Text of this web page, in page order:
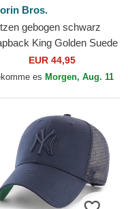
Bros.
gebogen schwarz
King Golden Suede
Farm Goorin Bros.
EUR 44,95
es Morgen, Aug. 11